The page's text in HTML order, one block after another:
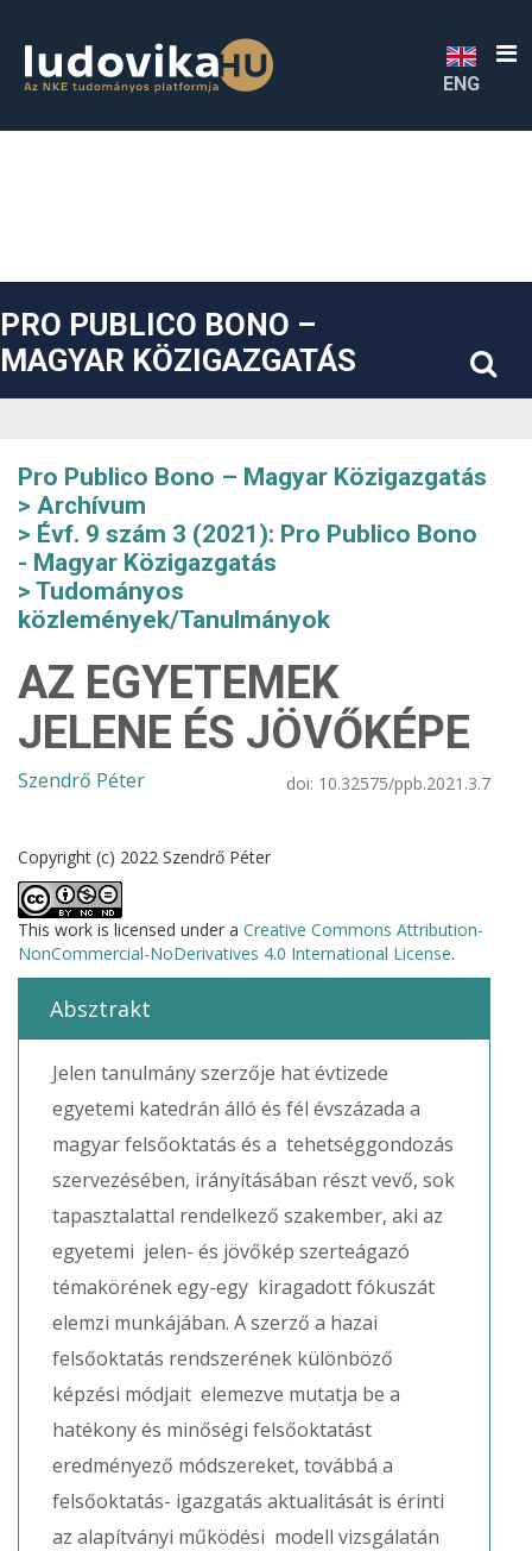
##plugins.themes.bootstrap3.accessible_menu.sidebar##
ENG
PRO PUBLICO BONO –
MAGYAR KÖZIGAZGATÁS
Pro Publico Bono – Magyar Közigazgatás
Archívum
Évf. 9 szám 3 (2021): Pro Publico Bono
- Magyar Közigazgatás
Tudományos
közlemények/Tanulmányok
AZ EGYETEMEK
JELENE ÉS JÖVŐKÉPE
Szendrő Péter doi: 10.32575/ppb.2021.3.7
Copyright (c) 2022 Szendrő Péter
This work is licensed under a Creative Commons Attribution-
NonCommercial-NoDerivatives 4.0 International License.
Absztrakt
Jelen tanulmány szerzője hat évtizede
egyetemi katedrán álló és fél évszázada a
magyar felsőoktatás és a tehetséggondozás
szervezésében, irányításában részt vevő, sok
tapasztalattal rendelkező szakember, aki az
egyetemi jelen- és jövőkép szerteágazó
témakörének egy-egy kiragadott fókuszát
elemzi munkájában. A szerző a hazai
felsőoktatás rendszerének különböző
képzési módjait elemezve mutatja be a
hatékony és minőségi felsőoktatást
eredményező módszereket, továbbá a
felsőoktatás- igazgatás aktualitását is érinti
az alapítványi működési modell vizsgálatán